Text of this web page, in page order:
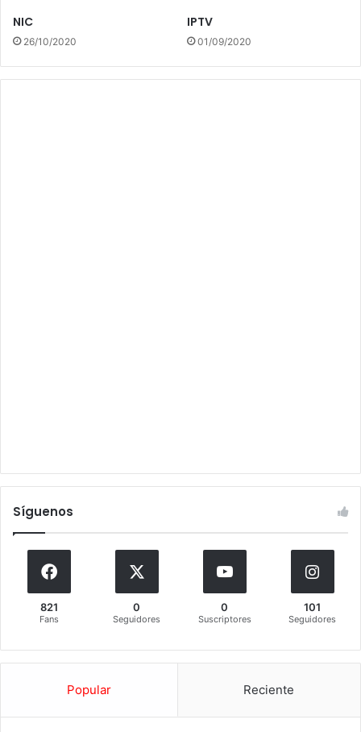
NIC
26/10/2020
IPTV
01/09/2020
Síguenos
821
Fans
0
Seguidores
0
Suscriptores
101
Seguidores
Popular Reciente